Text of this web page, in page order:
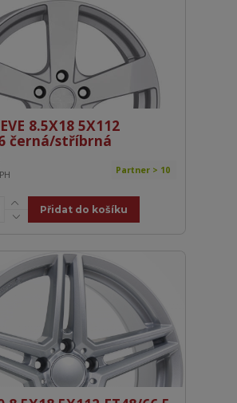
8.5X18 5X112
černá/stříbrná
Partner > 10
Přidat do košíku